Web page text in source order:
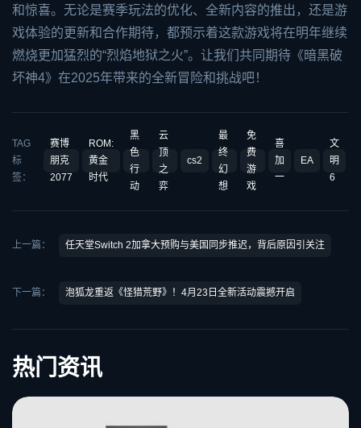
和惊喜。无论是赛季玩法的优化、全新内容的推出，还是游
戏体验的更新和合作期待，都预示着这款游戏将在明年继续
燃烧更加猛烈的“烈焰地狱之火”。让我们共同期待《暗黑破
坏神4》在2025年带来的全新冒险和挑战吧！
TAG
标
签：
赛博
朋克
2077
ROM:
黄金
时代
黑
色
行
动
云
顶
之
弈
cs2
最
终
幻
想
免
费
游
戏
喜
加
一
EA
文
明
6
上一篇： 任天堂Switch 2加拿大预购与美国同步推迟，背后原因引关注
下一篇： 泡狐龙重返《怪猎荒野》！4月23日全新活动震撼开启
热门资讯